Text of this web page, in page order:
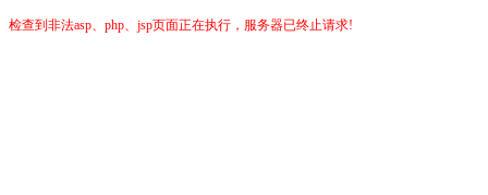
检查到非法asp、php、jsp页面正在执行，服务器已终止请求!